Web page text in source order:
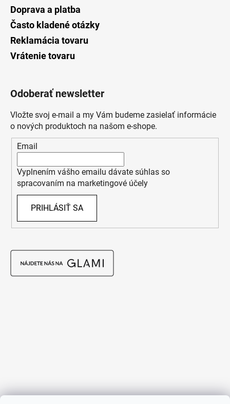
Doprava a platba
Často kladené otázky
Reklamácia tovaru
Vrátenie tovaru
Odoberať newsletter
Vložte svoj e-mail a my Vám budeme zasielať informácie
o nových produktoch na našom e-shope.
Email
Vyplnením vášho emailu dávate súhlas so
spracovaním na marketingové účely
PRIHLÁSIŤ SA